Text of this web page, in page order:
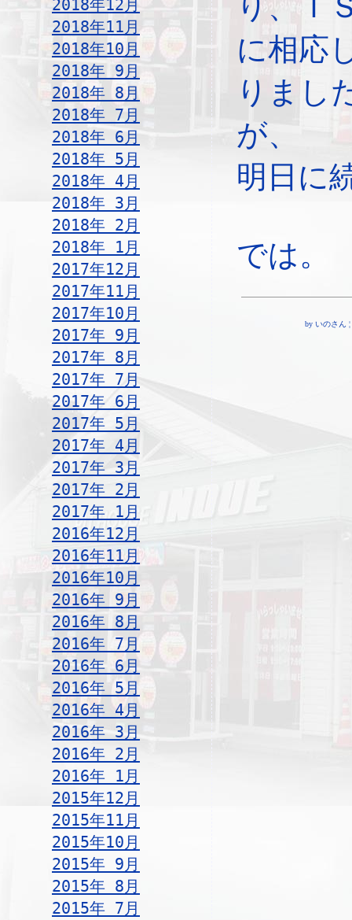
2018年12月
2018年11月
2018年10月
2018年 9月
2018年 8月
2018年 7月
2018年 6月
2018年 5月
2018年 4月
2018年 3月
2018年 2月
2018年 1月
2017年12月
2017年11月
2017年10月
2017年 9月
2017年 8月
2017年 7月
2017年 6月
2017年 5月
2017年 4月
2017年 3月
2017年 2月
2017年 1月
2016年12月
2016年11月
2016年10月
2016年 9月
2016年 8月
2016年 7月
2016年 6月
2016年 5月
2016年 4月
2016年 3月
2016年 2月
2016年 1月
2015年12月
2015年11月
2015年10月
2015年 9月
2015年 8月
2015年 7月
に相応
りまし
が、
明日に
では。
by いのさん ¦